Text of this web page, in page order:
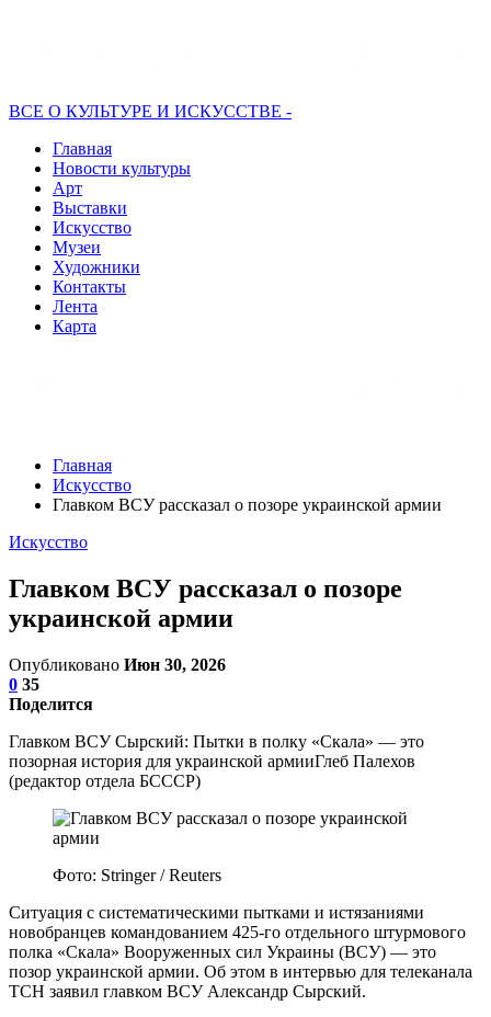
ВСЕ О КУЛЬТУРЕ И ИСКУССТВЕ -
Главная
Новости культуры
Арт
Выставки
Искусство
Музеи
Художники
Контакты
Лента
Карта
Главная
Искусство
Главком ВСУ рассказал о позоре украинской армии
Искусство
Главком ВСУ рассказал о позоре
украинской армии
Опубликовано Июн 30, 2026
0 35
Поделится
Главком ВСУ Сырский: Пытки в полку «Скала» — это
позорная история для украинской армииГлеб Палехов
(редактор отдела БСССР)
Фото: Stringer / Reuters
Ситуация с систематическими пытками и истязаниями
новобранцев командованием 425-го отдельного штурмового
полка «Скала» Вооруженных сил Украины (ВСУ) — это
позор украинской армии. Об этом в интервью для телеканала
ТСН заявил главком ВСУ Александр Сырский.